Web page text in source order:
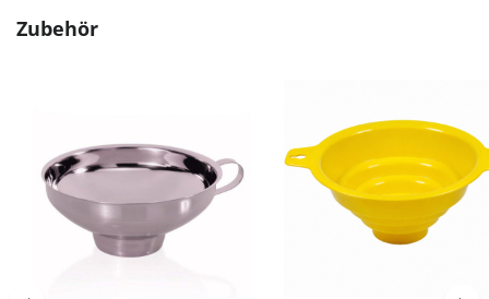
Produktgalerie überspringen
Zubehör